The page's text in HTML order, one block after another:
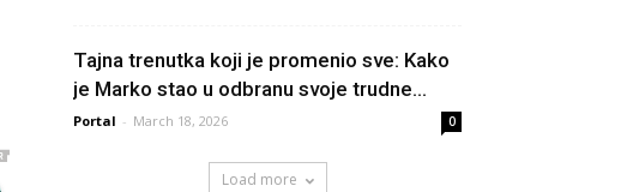
Tajna trenutka koji je promenio sve: Kako
je Marko stao u odbranu svoje trudne...
Portal - March 18, 2026 0
Load more